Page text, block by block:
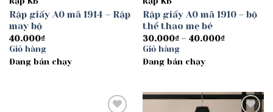
Rập giấy A0 mã 1914 – Rập
may bộ
40.000₫
Giỏ hàng
Đang bán chạy
Rập giấy A0 mã 1910 – bộ
thể thao mẹ bé
30.000₫ – 40.000₫Khoảng
Giỏ hàng
Đang bán chạy